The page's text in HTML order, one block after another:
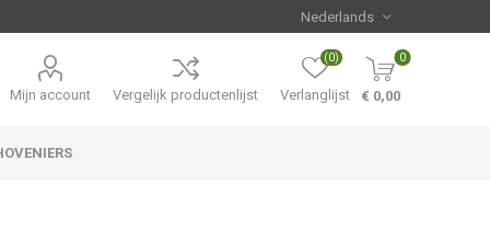
Mijn account Vergelijk productenlijst Verlanglijst
(0) 0
€ 0,00